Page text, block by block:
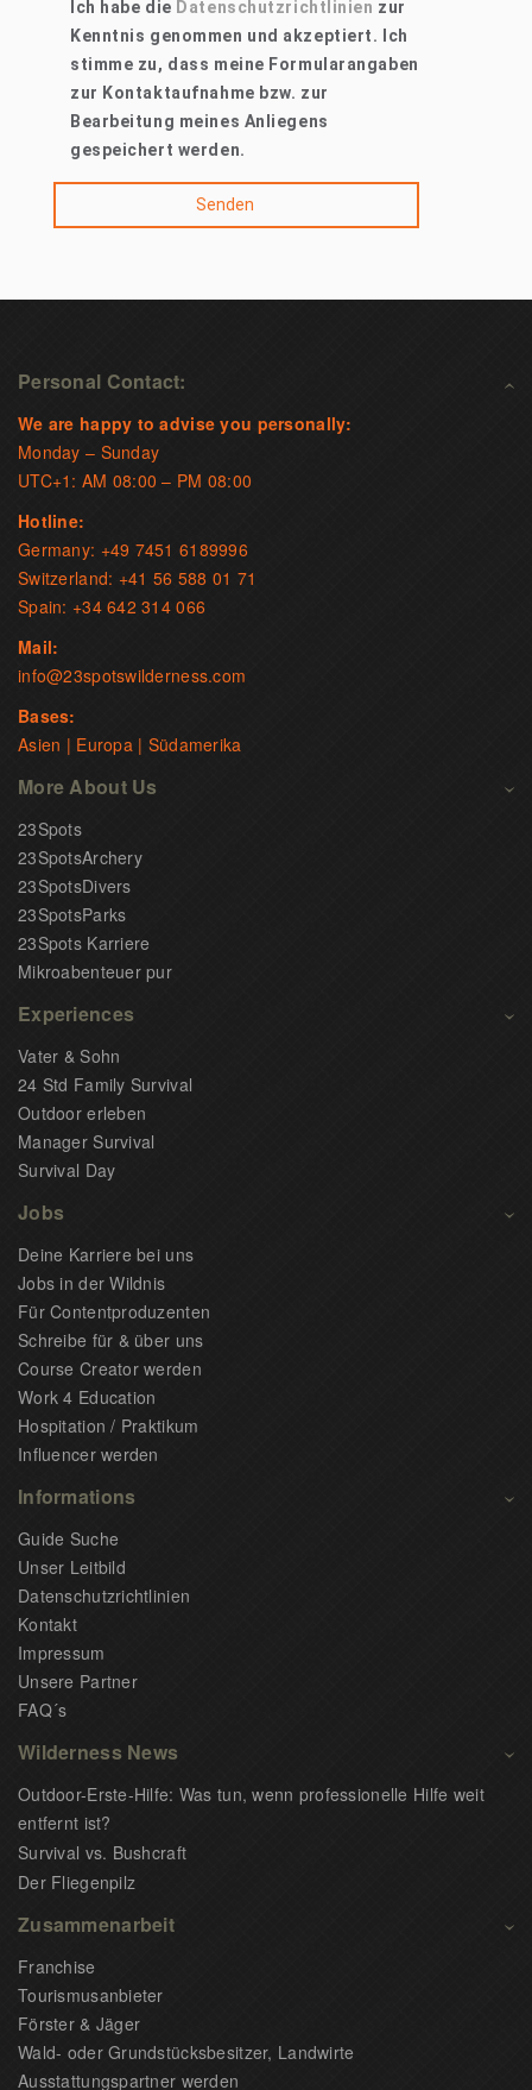
Ich habe die Datenschutzrichtlinien zur
Kenntnis genommen und akzeptiert. Ich
stimme zu, dass meine Formularangaben
zur Kontaktaufnahme bzw. zur
Bearbeitung meines Anliegens
gespeichert werden.
Personal Contact:
We are happy to advise you personally:
Monday – Sunday
UTC+1: AM 08:00 – PM 08:00
Hotline:
Germany: +49 7451 6189996
Switzerland: +41 56 588 01 71
Spain: +34 642 314 066
Mail:
info@23spotswilderness.com
Bases:
Asien | Europa | Südamerika
More About Us
23Spots
23SpotsArchery
23SpotsDivers
23SpotsParks
23Spots Karriere
Mikroabenteuer pur
Experiences
Vater & Sohn
24 Std Family Survival
Outdoor erleben
Manager Survival
Survival Day
Jobs
Deine Karriere bei uns
Jobs in der Wildnis
Für Contentproduzenten
Schreibe für & über uns
Course Creator werden
Work 4 Education
Hospitation / Praktikum
Influencer werden
Informations
Guide Suche
Unser Leitbild
Datenschutzrichtlinien
Kontakt
Impressum
Unsere Partner
FAQ´s
Wilderness News
Outdoor-Erste-Hilfe: Was tun, wenn professionelle Hilfe weit
entfernt ist?
Survival vs. Bushcraft
Der Fliegenpilz
Zusammenarbeit
Franchise
Tourismusanbieter
Förster & Jäger
Wald- oder Grundstücksbesitzer, Landwirte
Ausstattungspartner werden